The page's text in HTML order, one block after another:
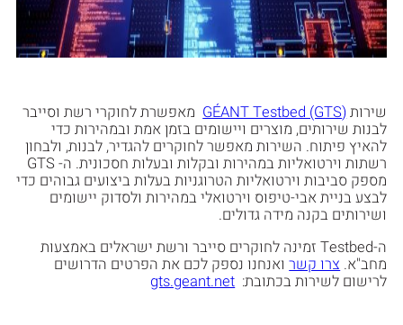
שירות(GÉANT Testbed (GTS מאפשרת לחוקרי רשת וסייבר
לבנות שירותים, מוצרים ויישומים בזמן אמת ובמהירות כדי
להאיץ פיתוח. השירות מאפשר לחוקרים להגדיר, לבנות, ולבחון
רשתות וירטואליות במהירות ובקלות ובעלות חסכונית. ה- GTS
מספק סביבות וירטואליות הטרוגניות בעלות ביצועים גבוהים כדי
לבצע בניית אבי-טיפוס וירטואלי במהירות ולסדוק יישומים
ושירותים בקנה מידה גדולים.
ה-Testbed זמינה לחוקרים סייבר ורשת ישראלים באמצעות
מחב"א.צרו קשרואנחנו נספק לכם את הפרטים הדרושים
לרישום לשירות בכתובת:gts.geant.net